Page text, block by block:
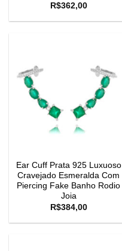
R$362,00
Ear Cuff Prata 925 Luxuoso
Cravejado Esmeralda Com
Piercing Fake Banho Rodio
Joia
R$384,00